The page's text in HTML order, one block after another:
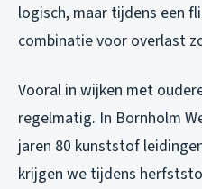
logisch, maar tijdens een
combinatie voor overlast
Vooral in wijken met
regelmatig. In Bornholm
jaren 80 kunststof
krijgen we tijdens